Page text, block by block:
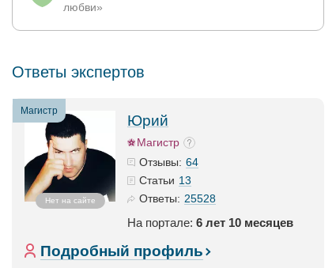
любви»
Ответы экспертов
Магистр
Нет на сайте
Юрий
Магистр
Отзывы: 64
Статьи 13
Ответы: 25528
На портале: 6 лет 10 месяцев
Подробный профиль